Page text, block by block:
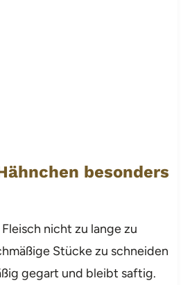
besonders
nicht zu lange zu
Stücke zu schneiden
gegart und bleibt saftig.